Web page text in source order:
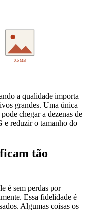
0.6 MB
a qualidade importa
grandes. Uma única
chegar a dezenas de
e reduzir o tamanho do
tão
é sem perdas por
Essa fidelidade é
Algumas coisas os